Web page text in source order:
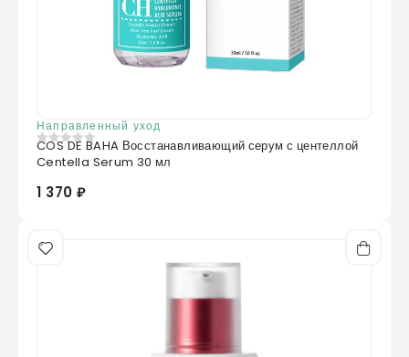
Направленный уход
0из 5
COS DE BAHA Восстанавливающий серум с центеллой
Centella Serum 30 мл
1 370 ₽